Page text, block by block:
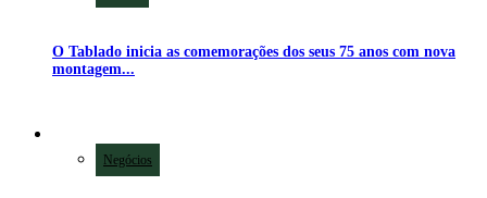
O Tablado inicia as comemorações dos seus 75 anos com nova
montagem...
Negócios